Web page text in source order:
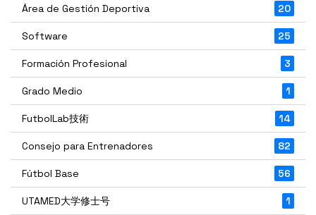
Área de Gestión Deportiva 20
Software 25
Formación Profesional 3
Grado Medio 1
FutbolLab技術 14
Consejo para Entrenadores 82
Fútbol Base 56
UTAMED大学修士号 1